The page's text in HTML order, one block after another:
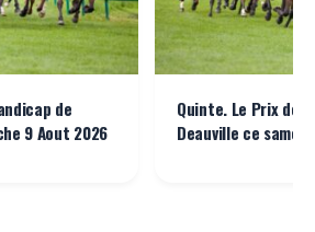
de
9 Aout 2026
Quinte. Le Prix de
Deauville ce